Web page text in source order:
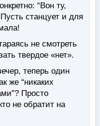
“Вон ту,
станцует и для
не смотреть
твердое «нет».
теперь один
же “никаких
Просто
не обратит на